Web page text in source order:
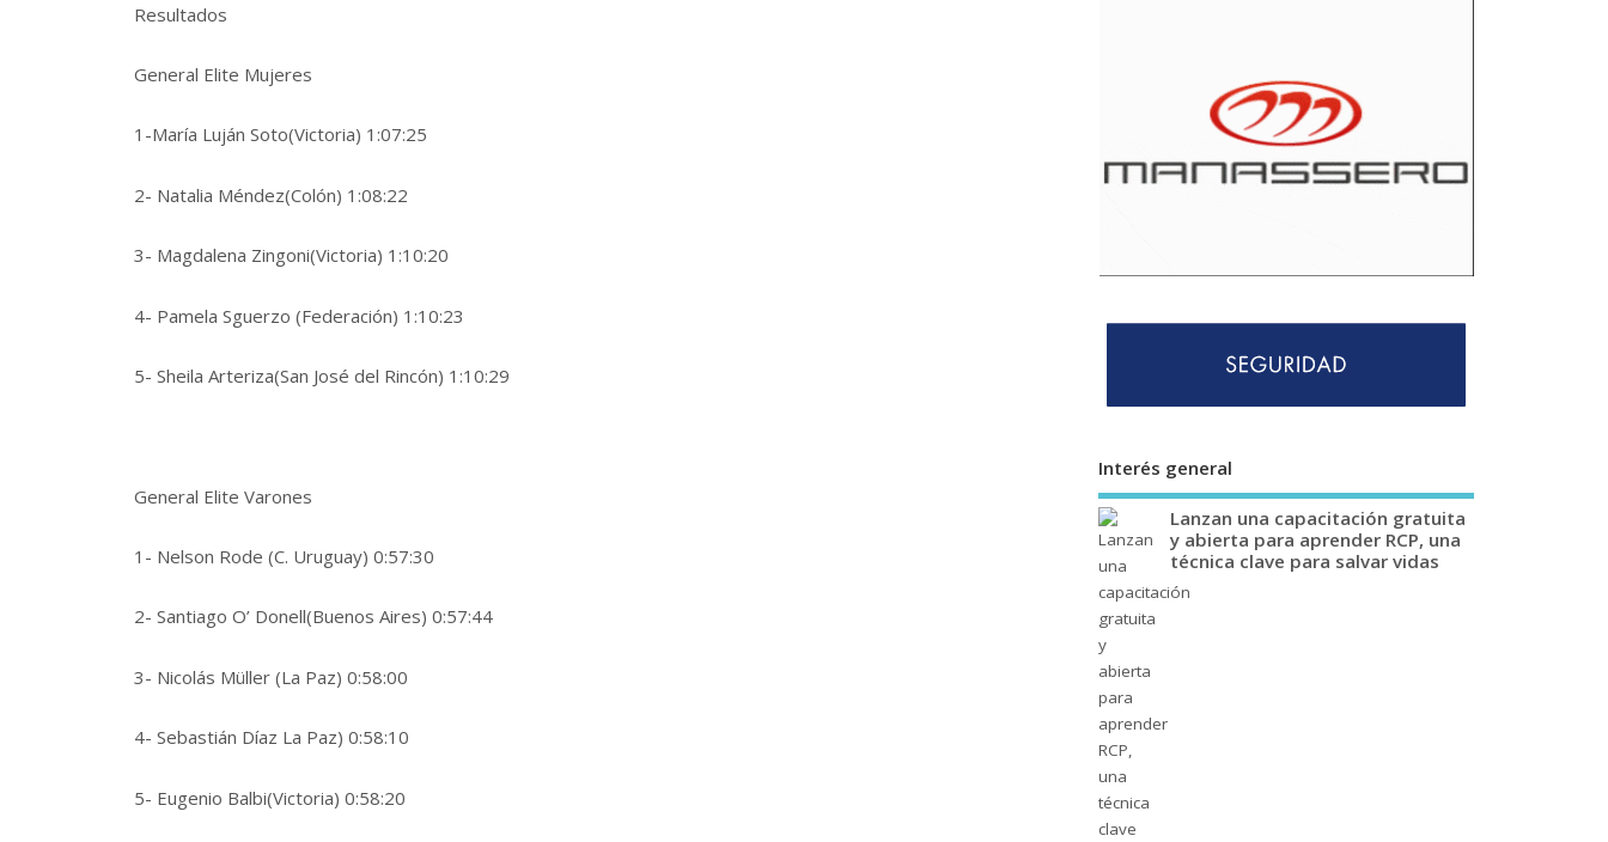
Resultados
General Elite Mujeres
1-María Luján Soto(Victoria) 1:07:25
2- Natalia Méndez(Colón) 1:08:22
3- Magdalena Zingoni(Victoria) 1:10:20
4- Pamela Sguerzo (Federación) 1:10:23
5- Sheila Arteriza(San José del Rincón) 1:10:29
General Elite Varones
1- Nelson Rode (C. Uruguay) 0:57:30
2- Santiago O’ Donell(Buenos Aires) 0:57:44
3- Nicolás Müller (La Paz) 0:58:00
4- Sebastián Díaz La Paz) 0:58:10
5- Eugenio Balbi(Victoria) 0:58:20
Interés general
Lanzan una capacitación gratuita
y abierta para aprender RCP, una
técnica clave para salvar vidas